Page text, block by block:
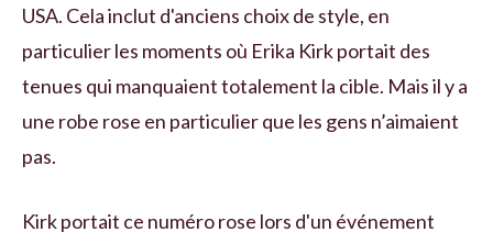
USA. Cela inclut d'anciens choix de style, en
particulier les moments où Erika Kirk portait des
tenues qui manquaient totalement la cible. Mais il y a
une robe rose en particulier que les gens n’aimaient
pas.
Kirk portait ce numéro rose lors d'un événement